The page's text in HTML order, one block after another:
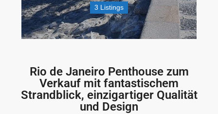
3 Listings
Rio de Janeiro Penthouse zum
Verkauf mit fantastischem
Strandblick, einzigartiger Qualität
und Design